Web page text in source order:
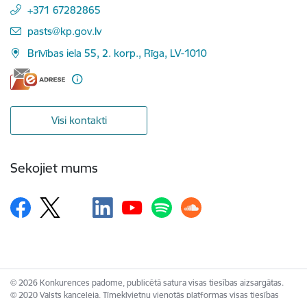
+371 67282865
E-pasts:
pasts@kp.gov.lv
Brīvības iela 55, 2. korp., Rīga, LV-1010
Visi kontakti
Sekojiet mums
© 2026 Konkurences padome, publicētā satura visas tiesības aizsargātas.
© 2020 Valsts kanceleja, Tīmekļvietņu vienotās platformas visas tiesības